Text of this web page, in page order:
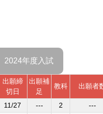
2024年度入試
出願締
切日
出願補
足
教科 出願者
11/27 --- 2 ---